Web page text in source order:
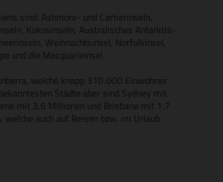
sind: Ashmore- und Cartierinseln,
Kokosinseln, Australisches Antarktis-
Weihnachtsinsel, Norfolkinsel,
und die Macquarieinsel.
welche knapp 310.000 Einwohner
Städte aber sind Sydney mit
mit 3,6 Millionen und Brisbane mit 1,7
welche auch auf Reisen bzw. im Urlaub